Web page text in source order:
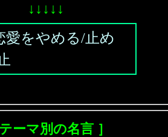
↓↓↓↓↓
愛をやめる/止め
テーマ別の名言 ］